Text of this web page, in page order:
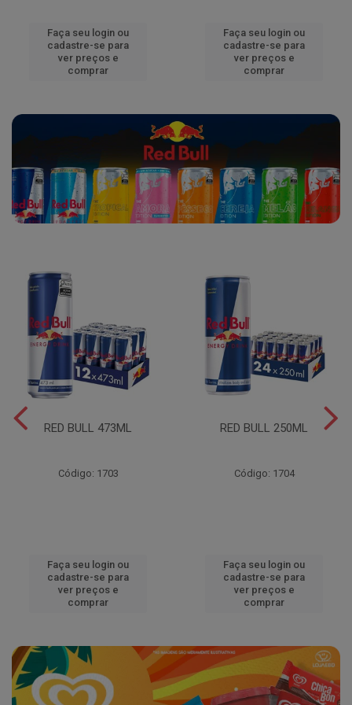
Faça seu login ou
cadastre-se para
ver preços e
comprar
Faça seu login ou
cadastre-se para
ver preços e
comprar
RED BULL 473ML
Código: 1703
Faça seu login ou
cadastre-se para
ver preços e
comprar
RED BULL 250ML
Código: 1704
Faça seu login ou
cadastre-se para
ver preços e
comprar